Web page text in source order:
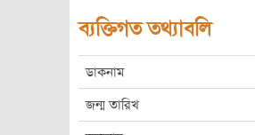
ব্যক্তিগত তথ্যাবলি
ডাকনাম
জন্ম তারিখ